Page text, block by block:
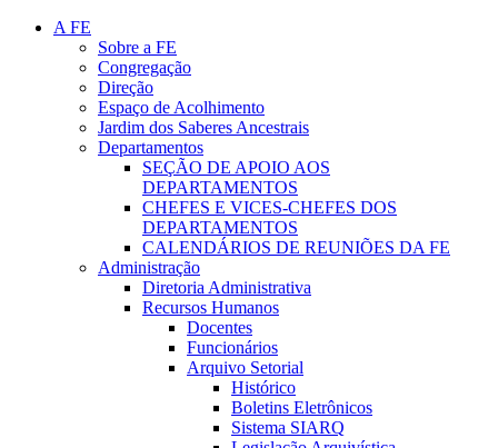
A FE
Sobre a FE
Congregação
Direção
Espaço de Acolhimento
Jardim dos Saberes Ancestrais
Departamentos
SEÇÃO DE APOIO AOS
DEPARTAMENTOS
CHEFES E VICES-CHEFES DOS
DEPARTAMENTOS
CALENDÁRIOS DE REUNIÕES DA FE
Administração
Diretoria Administrativa
Recursos Humanos
Docentes
Funcionários
Arquivo Setorial
Histórico
Boletins Eletrônicos
Sistema SIARQ